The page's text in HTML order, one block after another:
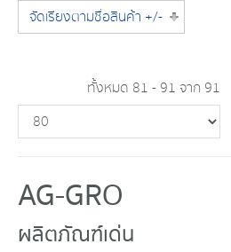
จัดเรียงตามชื่อสินค้า +/-
ทั้งหมด 81 - 91 จาก 91
AG-GRO
ผลิตภัณฑ์เด่น